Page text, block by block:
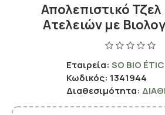
Απολεπιστικό
Ατελειών με
Εταιρεία: SO BIO ÉTIC
Κωδικός: 1341944
Διαθεσιμότητα: